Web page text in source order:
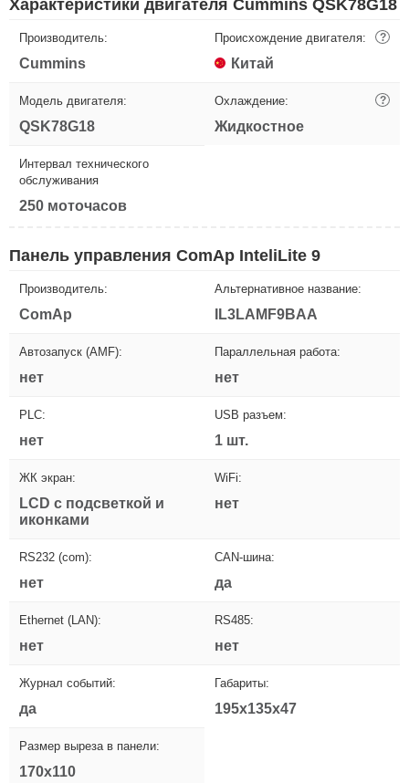
Характеристики двигателя Cummins QSK78G18
Производитель:
Cummins
Происхождение двигателя: ?
Китай
Модель двигателя:
QSK78G18
Охлаждение: ?
Жидкостное
Интервал технического
обслуживания
250 моточасов
Панель управления ComAp InteliLite 9
Производитель:
ComAp
Альтернативное название:
IL3LAMF9BAA
Автозапуск (AMF):
нет
Параллельная работа:
нет
PLC:
нет
USB разъем:
1 шт.
ЖК экран:
LCD с подсветкой и
иконками
WiFi:
нет
RS232 (com):
нет
CAN-шина:
да
Ethernet (LAN):
нет
RS485:
нет
Журнал событий:
да
Габариты:
195x135x47
Размер выреза в панели:
170x110